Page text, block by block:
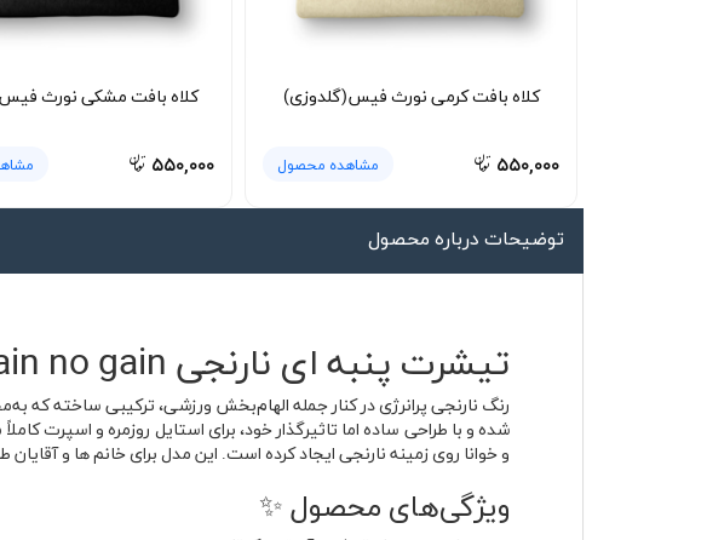
گردنی کلاه شو
کلاه بافت کرمی نورث فیس(گلدوزی)
۵۵۰,۰۰۰ مشاهده محصول
کلاه بافت مشکی نورث
۵۵۰,۰۰۰
توضیحات درباره محصول
تیشرت پنبه ای نارنجی no pain no gain با جنس پنبه‌ای تنفس‌پذیر 🧡
و خوانا روی زمینه نارنجی ایجاد کرده است. این مدل برای خانم ها و
ویژگی‌های محصول ✨